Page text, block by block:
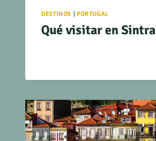
DESTINOS | PORTUGAL
Qué visitar en Sintra